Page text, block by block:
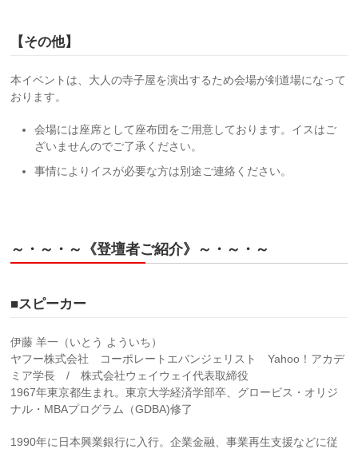
【その他】
本イベントは、大人の寺子屋を演出するため会場が剣道場になって
おります。
会場には座席として座布団をご用意しております。イスはご
ざいませんのでご了承ください。
事情によりイスが必要な方は別途ご連絡ください。
～・～・～《登壇者ご紹介》～・～・～
■スピーカー
伊藤 羊一（いとう よういち）
ヤフー株式会社 コーポレートエバンジェリスト Yahoo！アカデ
ミア学長 / 株式会社ウェイウェイ代表取締役
1967年東京都生まれ。東京大学経済学部卒、グロービス・オリジ
ナル・MBAプログラム（GDBA)修了
1990年に日本興業銀行に入行。企業金融、事業再生支援などに従